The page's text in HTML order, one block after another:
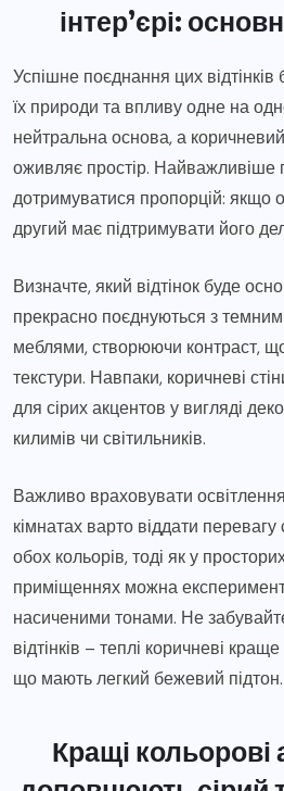
інтер’єрі:
Успішне поєднання цих відтінків
їх природи та впливу одне на
нейтральна основа, а
оживляє простір. Найважливіше
дотримуватися пропорцій: якщо
другий має підтримувати його
Визначте, який відтінок буде
прекрасно поєднуються з
меблями, створюючи контраст,
текстури. Навпаки, коричневі
для сірих акцентов у вигляді
килимів чи світильників.
Важливо враховувати
кімнатах варто віддати перевагу
обох кольорів, тоді як у
приміщеннях можна
насиченими тонами. Не
відтінків – теплі коричневі
що мають легкий бежевий підтон.
Кращі кольорові